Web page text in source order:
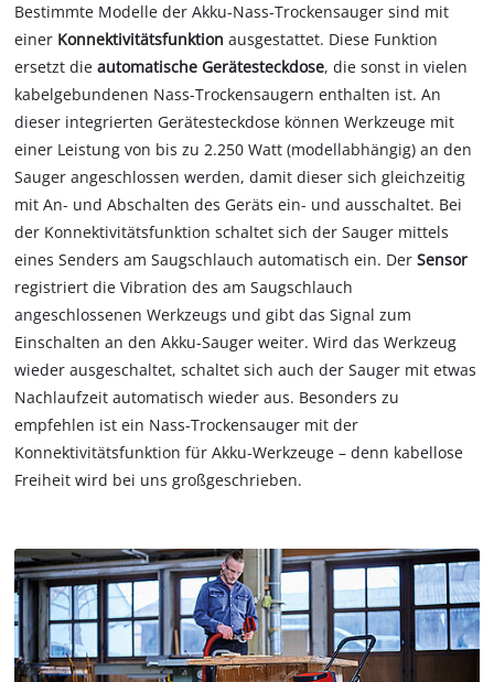
Bestimmte Modelle der Akku-Nass-Trockensauger sind mit
einer Konnektivitätsfunktionausgestattet. Diese Funktion
ersetzt dieautomatische Gerätesteckdose, die sonst in vielen
kabelgebundenen Nass-Trockensaugern enthalten ist. An
dieser integrierten Gerätesteckdose können Werkzeuge mit
einer Leistung von bis zu 2.250 Watt (modellabhängig) an den
Sauger angeschlossen werden, damit dieser sich gleichzeitig
mit An- und Abschalten des Geräts ein- und ausschaltet. Bei
der Konnektivitätsfunktion schaltet sich der Sauger mittels
eines Senders am Saugschlauch automatisch ein. DerSensor
registriert die Vibration des am Saugschlauch
angeschlossenen Werkzeugs und gibt das Signal zum
Einschalten an den Akku-Sauger weiter. Wird das Werkzeug
wieder ausgeschaltet, schaltet sich auch der Sauger mit etwas
Nachlaufzeit automatisch wieder aus. Besonders zu
empfehlen ist ein Nass-Trockensauger mit der
Konnektivitätsfunktion für Akku-Werkzeuge – denn kabellose
Freiheit wird bei uns großgeschrieben.